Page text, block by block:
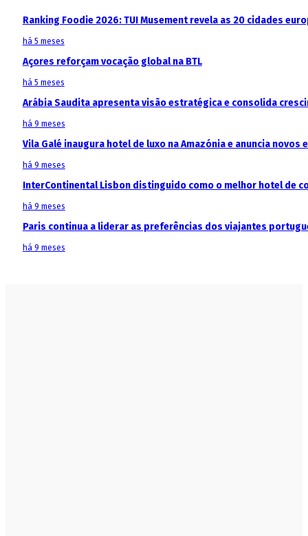
Ranking Foodie 2026: TUI Musement revela as 20 cidades
há 5 meses
Açores reforçam vocação global na BTL
há 5 meses
Arábia Saudita apresenta visão estratégica e consolida
há 9 meses
Vila Galé inaugura hotel de luxo na Amazónia e anuncia
há 9 meses
InterContinental Lisbon distinguido como o melhor hotel de
há 9 meses
Paris continua a liderar as preferências dos viajantes
há 9 meses